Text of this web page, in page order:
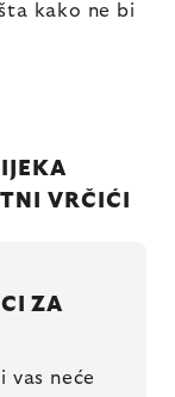
kako ne bi
VRČIĆI
ZA
neće